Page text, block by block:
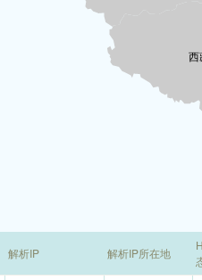
解析IP 解析IP所在地